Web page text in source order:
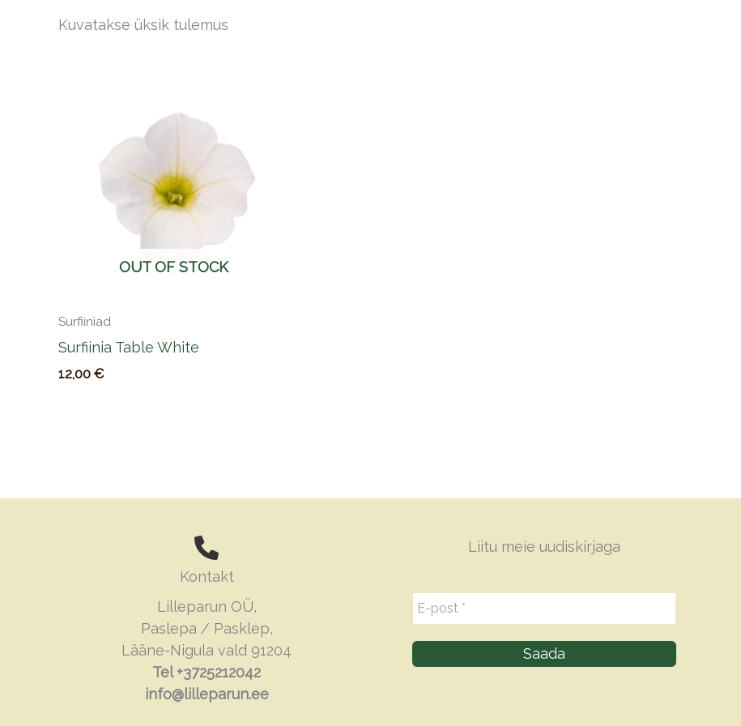
Kuvatakse üksik tulemus
OUT OF STOCK
Surfiiniad
Surfiinia Table White
12,00 €
Kontakt
Lilleparun OÜ,
Paslepa / Pasklep,
Lääne-Nigula vald 91204
Tel +3725212042
info@lilleparun.ee
Liitu meie uudiskirjaga